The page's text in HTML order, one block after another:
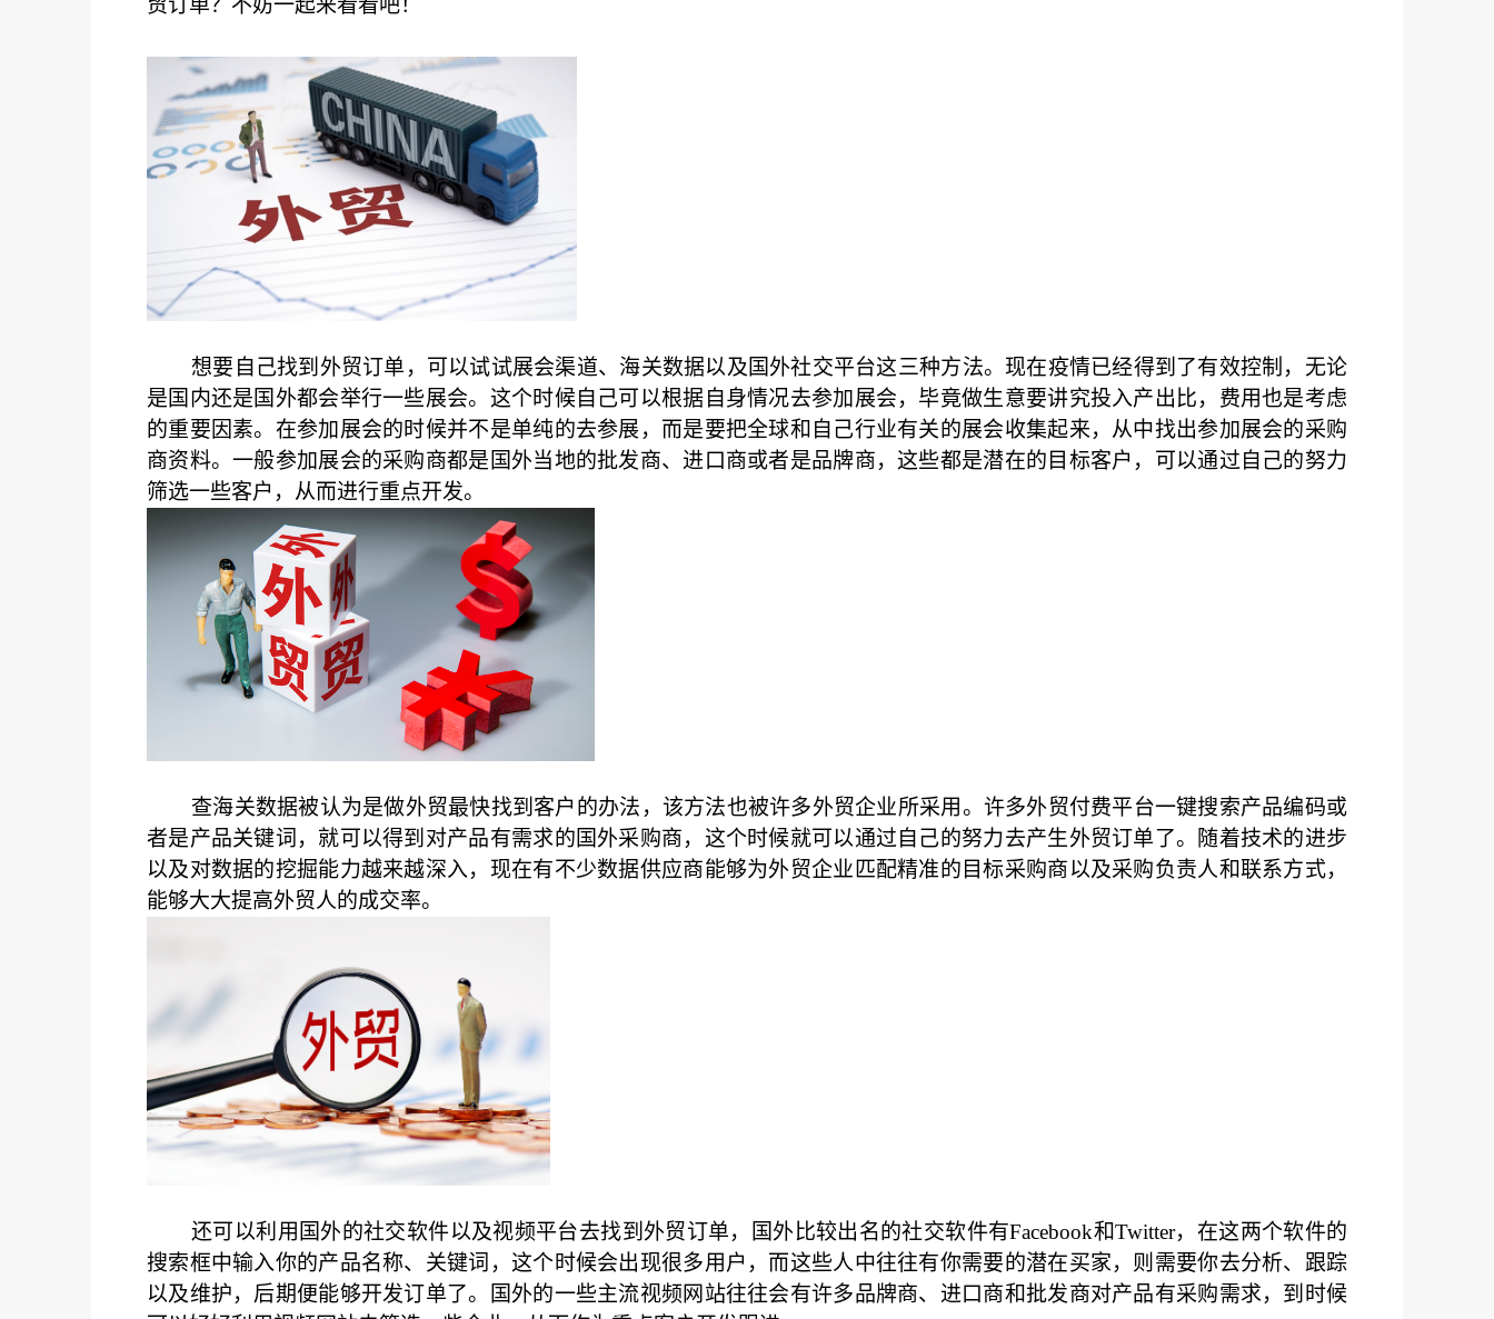
贸订单？不妨一起来看看吧！
想要自己找到外贸订单，可以试试展会渠道、海关数据以及国外社交平台这三种方法。现在疫情已经得到了有效控制，无论
是国内还是国外都会举行一些展会。这个时候自己可以根据自身情况去参加展会，毕竟做生意要讲究投入产出比，费用也是考虑
的重要因素。在参加展会的时候并不是单纯的去参展，而是要把全球和自己行业有关的展会收集起来，从中找出参加展会的采购
商资料。一般参加展会的采购商都是国外当地的批发商、进口商或者是品牌商，这些都是潜在的目标客户，可以通过自己的努力
筛选一些客户，从而进行重点开发。
查海关数据被认为是做外贸最快找到客户的办法，该方法也被许多外贸企业所采用。许多外贸付费平台一键搜索产品编码或
者是产品关键词，就可以得到对产品有需求的国外采购商，这个时候就可以通过自己的努力去产生外贸订单了。随着技术的进步
以及对数据的挖掘能力越来越深入，现在有不少数据供应商能够为外贸企业匹配精准的目标采购商以及采购负责人和联系方式，
能够大大提高外贸人的成交率。
还可以利用国外的社交软件以及视频平台去找到外贸订单，国外比较出名的社交软件有Facebook和Twitter，在这两个软件的
搜索框中输入你的产品名称、关键词，这个时候会出现很多用户，而这些人中往往有你需要的潜在买家，则需要你去分析、跟踪
以及维护，后期便能够开发订单了。国外的一些主流视频网站往往会有许多品牌商、进口商和批发商对产品有采购需求，到时候